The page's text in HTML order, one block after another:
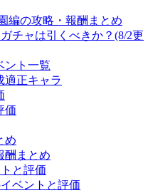
編の攻略・報酬まとめ
チャは引くべきか？(8/2更
ント一覧
適正キャラ
価
め
酬まとめ
と評価
ベントと評価